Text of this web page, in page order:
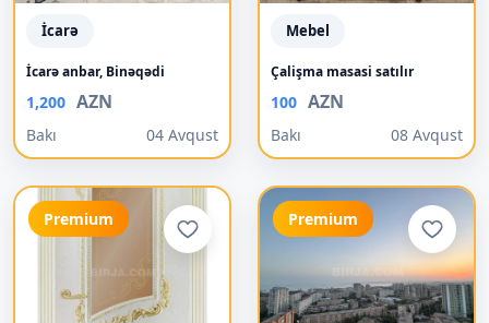
İcarə
İcarə anbar, Binəqədi
1,200 AZN
Bakı 04 Avqust
Mebel
Çalişma masasi satılır
100 AZN
Bakı 08 Avqust
Premium Premium